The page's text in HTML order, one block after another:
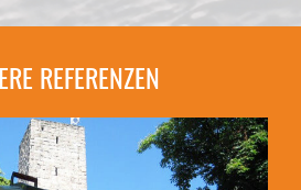
REFERENZEN